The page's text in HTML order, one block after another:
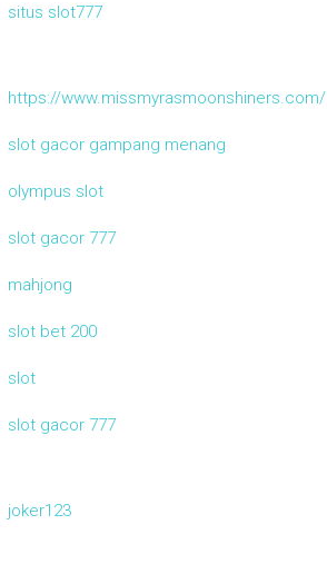
situs slot777
https://www.missmyrasmoonshiners.com/
slot gacor gampang menang
olympus slot
slot gacor 777
mahjong
slot bet 200
slot
slot gacor 777
joker123